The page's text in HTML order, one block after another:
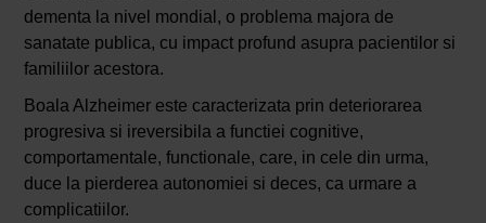
dementa la nivel mondial, o problema majora de
sanatate publica, cu impact profund asupra pacientilor si
familiilor acestora.
Boala Alzheimer este caracterizata prin deteriorarea
progresiva si ireversibila a functiei cognitive,
comportamentale, functionale, care, in cele din urma,
duce la pierderea autonomiei si deces, ca urmare a
complicatiilor.